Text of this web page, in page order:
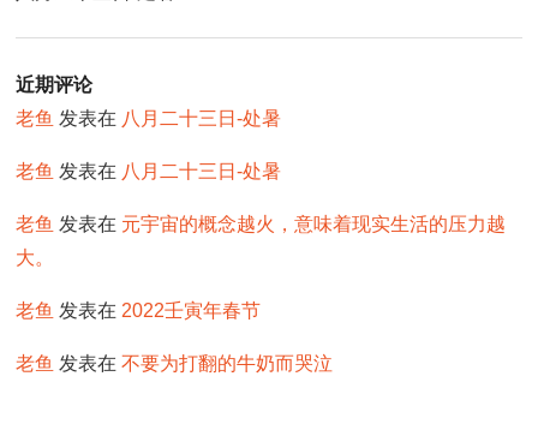
近期评论
老鱼 发表在 八月二十三日-处暑
老鱼 发表在 八月二十三日-处暑
老鱼 发表在 元宇宙的概念越火，意味着现实生活的压力越
大。
老鱼 发表在 2022壬寅年春节
老鱼 发表在不要为打翻的牛奶而哭泣